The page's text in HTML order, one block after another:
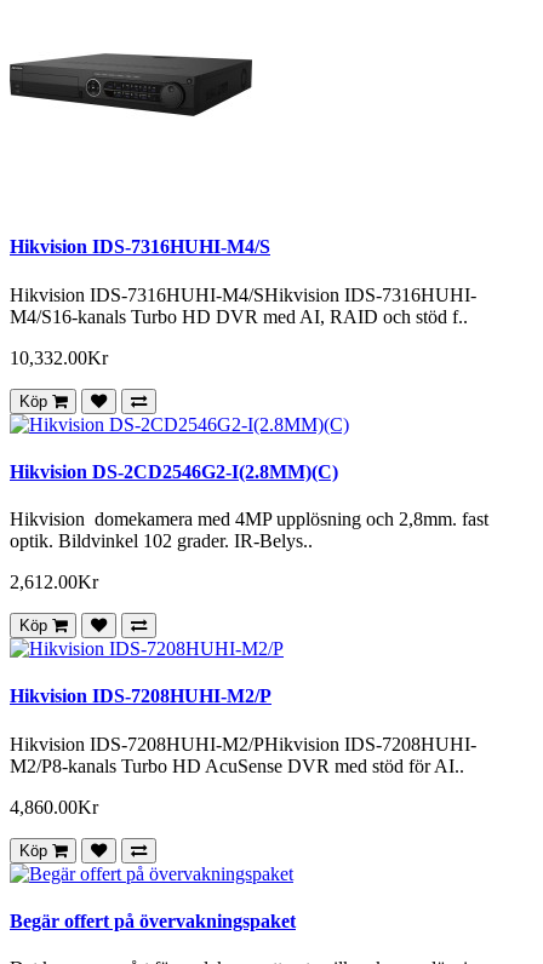
Hikvision IDS-7316HUHI-M4/S
Hikvision IDS-7316HUHI-M4/SHikvision IDS-7316HUHI-
M4/S16-kanals Turbo HD DVR med AI, RAID och stöd f..
10,332.00Kr
Köp
Hikvision DS-2CD2546G2-I(2.8MM)(C)
Hikvision domekamera med 4MP upplösning och 2,8mm. fast
optik. Bildvinkel 102 grader. IR-Belys..
2,612.00Kr
Köp
Hikvision IDS-7208HUHI-M2/P
Hikvision IDS-7208HUHI-M2/PHikvision IDS-7208HUHI-
M2/P8-kanals Turbo HD AcuSense DVR med stöd för AI..
4,860.00Kr
Köp
Begär offert på övervakningspaket